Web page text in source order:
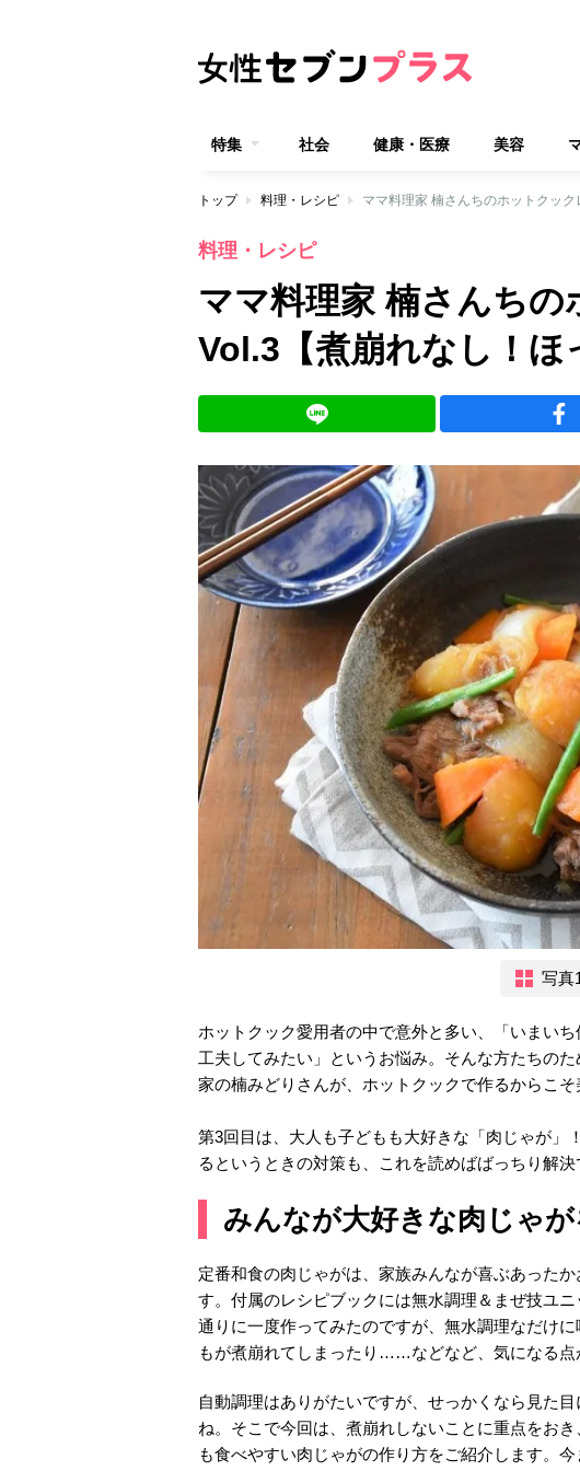
特集 社会 健康・医療 美容
トップ 料理・レシピ ママ料理家 楠さんちのホットクッ
料理・レシピ
ママ料理家 楠さんち
Vol.3【煮崩れなし！ほ
写真
ホットクック愛用者の中で意外と多い、「いまい
工夫してみたい」というお悩み。そんな方たちの
家の楠みどりさんが、ホットクックで作るからこ
第3回目は、大人も子どもも大好きな「肉じゃが」
るというときの対策も、これを読めばばっちり解決
みんなが大好きな肉じゃ
定番和食の肉じゃがは、家族みんなが喜ぶあった
す。付属のレシピブックには無水調理＆まぜ技ユ
通りに一度作ってみたのですが、無水調理なだけ
もが煮崩れてしまったり……などなど、気になる点
自動調理はありがたいですが、せっかくなら見た
ね。そこで今回は、煮崩れしないことに重点をお
も食べやすい肉じゃがの作り方をご紹介します。